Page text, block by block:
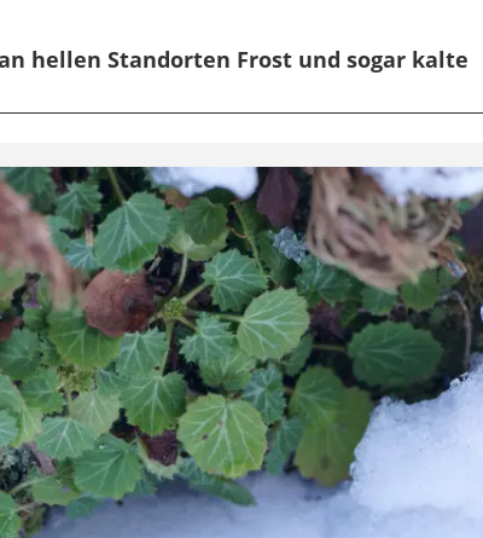
hellen Standorten Frost und sogar kalte